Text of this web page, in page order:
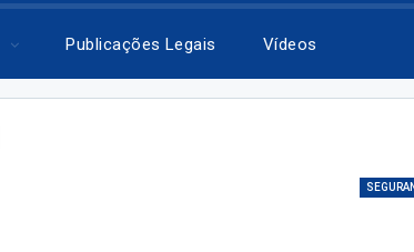
Publicações Legais Vídeos